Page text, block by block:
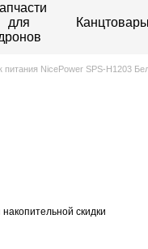
для
Канцтовары
питания NicePower SPS-H1203
скидки